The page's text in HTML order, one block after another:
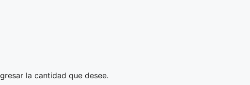
la cantidad que desee.